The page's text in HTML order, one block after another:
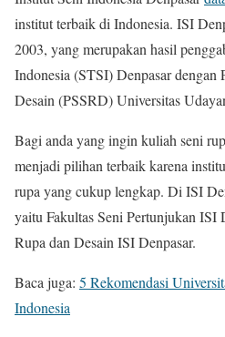
institut terbaik di Indonesia. ISI
2003, yang merupakan hasil
Indonesia (STSI) Denpasar dengan
Desain (PSSRD) Universitas
Bagi anda yang ingin kuliah seni
menjadi pilihan terbaik karena
rupa yang cukup lengkap. Di ISI
yaitu Fakultas Seni Pertunjukan ISI
Rupa dan Desain ISI Denpasar.
Baca juga: 5 Rekomendasi
Indonesia